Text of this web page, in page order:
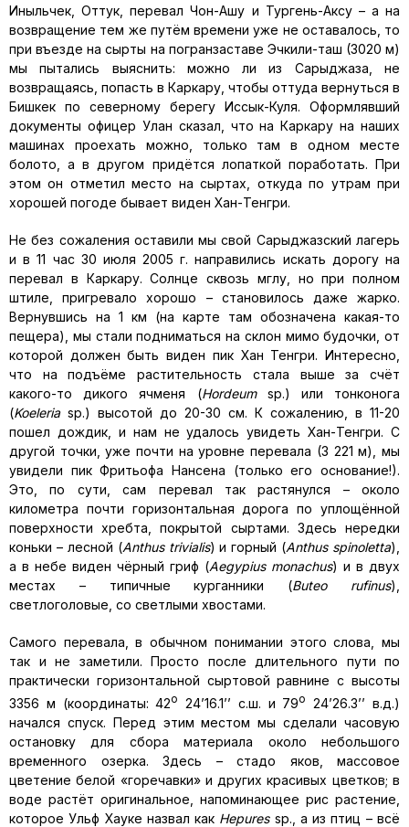
Иныльчек, Оттук, перевал Чон-Ашу и Тургень-Аксу – а на
возвращение тем же путём времени уже не оставалось, то
при въезде на сырты на погранзаставе Эчкили-таш (3020 м)
мы пытались выяснить: можно ли из Сарыджаза, не
возвращаясь, попасть в Каркару, чтобы оттуда вернуться в
Бишкек по северному берегу Иссык-Куля. Оформлявший
документы офицер Улан сказал, что на Каркару на наших
машинах проехать можно, только там в одном месте
болото, а в другом придётся лопаткой поработать. При
этом он отметил место на сыртах, откуда по утрам при
хорошей погоде бывает виден Хан-Тенгри.
Не без сожаления оставили мы свой Сарыджазский лагерь
и в 11 час 30 июля 2005 г. направились искать дорогу на
перевал в Каркару. Солнце сквозь мглу, но при полном
штиле, пригревало хорошо – становилось даже жарко.
Вернувшись на 1 км (на карте там обозначена какая-то
пещера), мы стали подниматься на склон мимо будочки, от
которой должен быть виден пик Хан Тенгри. Интересно,
что на подъёме растительность стала выше за счёт
какого-то дикого ячменя (Hordeumsp.) или тонконога
(Koeleriasp.) высотой до 20-30 см. К сожалению, в 11-20
пошел дождик, и нам не удалось увидеть Хан-Тенгри. С
другой точки, уже почти на уровне перевала (3 221 м), мы
увидели пик Фритьофа Нансена (только его основание!).
Это, по сути, сам перевал так растянулся – около
километра почти горизонтальная дорога по уплощённой
поверхности хребта, покрытой сыртами. Здесь нередки
коньки – лесной (Anthus trivialis) и горный (Anthus spinoletta),
а в небе виден чёрный гриф (Aegypius monachus) и в двух
местах – типичные курганники (Buteo rufinus),
светлоголовые, со светлыми хвостами.
Самого перевала, в обычном понимании этого слова, мы
так и не заметили. Просто после длительного пути по
практически горизонтальной сыртовой равнине с высоты
3356 м (координаты: 42o 24’16.1’’ с.ш. и 79o
24’26.3’’ в.д.)
начался спуск. Перед этим местом мы сделали часовую
остановку для сбора материала около небольшого
временного озерка. Здесь – стадо яков, массовое
цветение белой «горечавки» и других красивых цветков; в
воде растёт оригинальное, напоминающее рис растение,
которое Ульф Хауке назвал как Hepuressp., а из птиц – всё